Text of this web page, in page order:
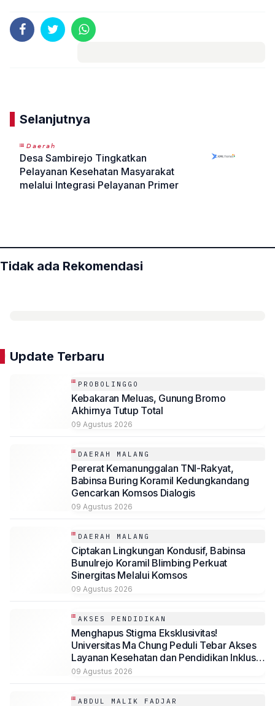
Selanjutnya
𝘋𝘢𝘦𝘳𝘢𝘩
Desa Sambirejo Tingkatkan
Pelayanan Kesehatan Masyarakat
melalui Integrasi Pelayanan Primer
Tidak ada Rekomendasi
Update Terbaru
PROBOLINGGO
Kebakaran Meluas, Gunung Bromo
Akhirnya Tutup Total
09 Agustus 2026
DAERAH MALANG
Pererat Kemanunggalan TNI-Rakyat,
Babinsa Buring Koramil Kedungkandang
Gencarkan Komsos Dialogis
09 Agustus 2026
DAERAH MALANG
Ciptakan Lingkungan Kondusif, Babinsa
Bunulrejo Koramil Blimbing Perkuat
Sinergitas Melalui Komsos
09 Agustus 2026
AKSES PENDIDIKAN
Menghapus Stigma Eksklusivitas!
Universitas Ma Chung Peduli Tebar Akses
Layanan Kesehatan dan Pendidikan Inklusif
bagi Masyarakat
09 Agustus 2026
ABDUL MALIK FADJAR